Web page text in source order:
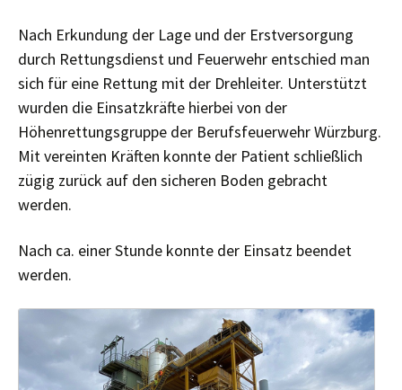
Nach Erkundung der Lage und der Erstversorgung
durch Rettungsdienst und Feuerwehr entschied man
sich für eine Rettung mit der Drehleiter. Unterstützt
wurden die Einsatzkräfte hierbei von der
Höhenrettungsgruppe der Berufsfeuerwehr Würzburg.
Mit vereinten Kräften konnte der Patient schließlich
zügig zurück auf den sicheren Boden gebracht
werden.
Nach ca. einer Stunde konnte der Einsatz beendet
werden.